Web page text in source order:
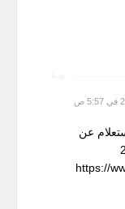
عن
https://